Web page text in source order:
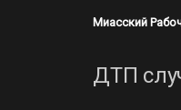
Миасский
ДТП